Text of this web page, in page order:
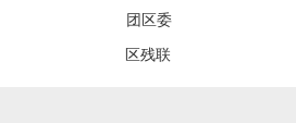
团区委
区残联